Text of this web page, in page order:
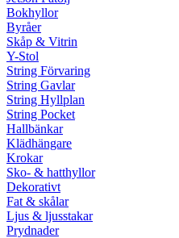
Bokhyllor
Byråer
Skåp & Vitrin
Y-Stol
String Förvaring
String Gavlar
String Hyllplan
String Pocket
Hallbänkar
Klädhängare
Krokar
Sko- & hatthyllor
Dekorativt
Fat & skålar
Ljus & ljusstakar
Prydnader